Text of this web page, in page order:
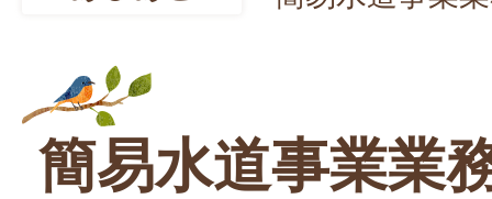
簡易水道事業業